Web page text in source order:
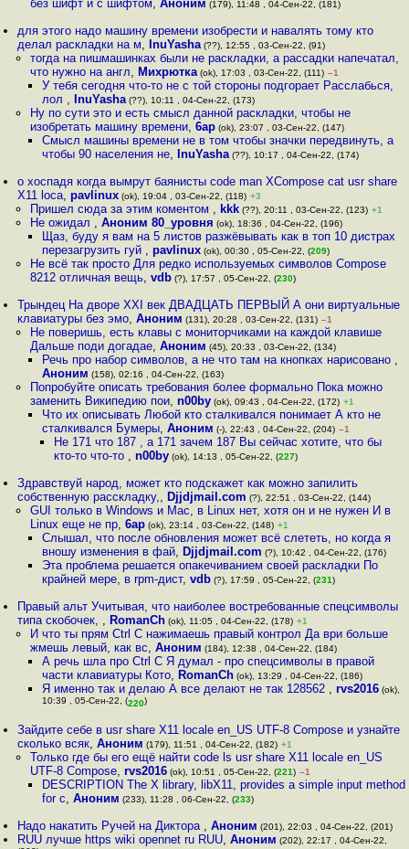
без шифт и с шифтом, Аноним (179), 11:48 , 04-Сен-22, (181)
для этого надо машину времени изобрести и навалять тому кто
делал раскладки на м, InuYasha (??), 12:55 , 03-Сен-22, (91)
тогда на пишмашинках были не раскладки, а рассадки напечатал,
что нужно на англ, Михрютка(ok), 17:03 , 03-Сен-22, (111) –1
У тебя сегодня что-то не с той стороны подгорает Расслабься,
лол , InuYasha(??), 10:11 , 04-Сен-22, (173)
Ну по сути это и есть смысл данной раскладки, чтобы не
изобретать машину времени, 6ap(ok), 23:07 , 03-Сен-22, (147)
Смысл машины времени не в том чтобы значки передвинуть, а
чтобы 90 населения не, InuYasha(??), 10:17 , 04-Сен-22, (174)
о хоспадя когда вымрут баянисты code man XCompose cat usr share
X11 loca,pavlinux (ok), 19:04 , 03-Сен-22, (118) +3
Пришел сюда за этим коментом , kkk(??), 20:11 , 03-Сен-22, (123) +1
Не ожидал , Аноним 80_уровня (ok), 18:36 , 04-Сен-22, (196)
Щаз, буду я вам на 5 листов разжёвывать как в топ 10 дистрах
перезагрузить гуй , pavlinux(ok), 00:30 , 05-Сен-22, (209)
Не всё так просто Для редко используемых символов Compose
8212 отличная вещь, vdb(?), 17:57 , 05-Сен-22, (230)
Трындец На дворе XXI век ДВАДЦАТЬ ПЕРВЫЙ А они виртуальные
клавиатуры без эмо,Аноним (131), 20:28 , 03-Сен-22, (131) –1
Не поверишь, есть клавы с мониторчиками на каждой клавише
Дальше поди догадае, Аноним (45), 20:33 , 03-Сен-22, (134)
Речь про набор символов, а не что там на кнопках нарисовано ,
Аноним (158), 02:16 , 04-Сен-22, (163)
Попробуйте описать требования более формально Пока можно
заменить Википедию пои, n00by(ok), 09:43 , 04-Сен-22, (172) +1
Что их описывать Любой кто сталкивался понимает А кто не
сталкивался Бумеры, Аноним (-), 22:43 , 04-Сен-22, (204) –1
Не 171 что 187 , а 171 зачем 187 Вы сейчас хотите, что бы
кто-то что-то ,n00by (ok), 14:13 , 05-Сен-22, (227)
Здравствуй народ, может кто подскажет как можно запилить
собственную расскладку,, Djjdjmail.com (?), 22:51 , 03-Сен-22, (144)
GUI только в Windows и Mac, в Linux нет, хотя он и не нужен И в
Linux еще не пр, 6ap(ok), 23:14 , 03-Сен-22, (148) +1
Слышал, что после обновления может всё слететь, но когда я
вношу изменения в фай, Djjdjmail.com (?), 10:42 , 04-Сен-22, (176)
Эта проблема решается опакечиванием своей раскладки По
крайней мере, в rpm-дист, vdb(?), 17:59 , 05-Сен-22, (231)
Правый альт Учитывая, что наиболее востребованные спецсимволы
типа скобочек, , RomanCh (ok), 11:05 , 04-Сен-22, (178) +1
И что ты прям Ctrl C нажимаешь правый контрол Да ври больше
жмешь левый, как вс, Аноним (184), 12:38 , 04-Сен-22, (184)
А речь шла про Ctrl C Я думал - про спецсимволы в правой
части клавиатуры Кото, RomanCh(ok), 13:29 , 04-Сен-22, (186)
Я именно так и делаю А все делают не так 128562 , rvs2016(ok),
10:39 , 05-Сен-22, (220)
Зайдите себе в usr share X11 locale en_US UTF-8 Compose и узнайте
сколько всяк,Аноним (179), 11:51 , 04-Сен-22, (182) +1
Только где бы его ещё найти code ls usr share X11 locale en_US
UTF-8 Compose, rvs2016(ok), 10:51 , 05-Сен-22, (221) –1
DESCRIPTION The X library, libX11, provides a simple input method
for c, Аноним (233), 11:28 , 06-Сен-22, (233)
Надо накатить Ручей на Диктора ,Аноним (201), 22:03 , 04-Сен-22, (201)
RUU лучше https wiki opennet ru RUU,Аноним (202), 22:17 , 04-Сен-22,